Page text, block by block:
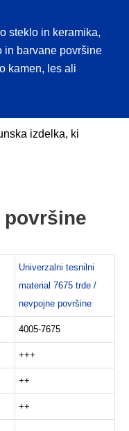
steklo in keramika,
in barvane površine
kamen, les ali
izdelka, ki
površine
Univerzalni tesnilni
material 7675 trde /
nevpojne površine
4005-7675
+++
++
++